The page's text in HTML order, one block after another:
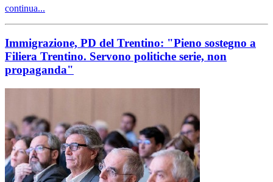
continua...
Immigrazione, PD del Trentino: "Pieno sostegno a
Filiera Trentino. Servono politiche serie, non
propaganda"